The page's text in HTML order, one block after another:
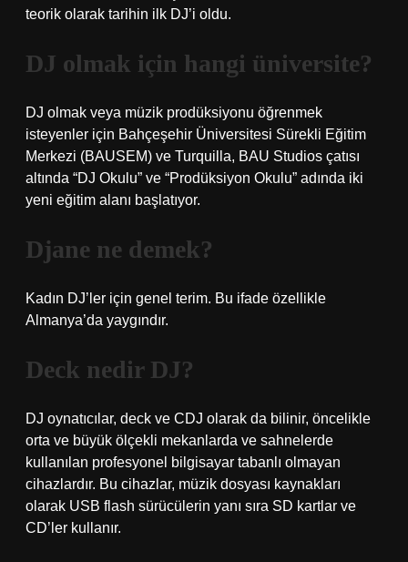
teorik olarak tarihin ilk DJ’i oldu.
DJ olmak için hangi üniversite?
DJ olmak veya müzik prodüksiyonu öğrenmek
isteyenler için Bahçeşehir Üniversitesi Sürekli Eğitim
Merkezi (BAUSEM) ve Turquilla, BAU Studios çatısı
altında “DJ Okulu” ve “Prodüksiyon Okulu” adında iki
yeni eğitim alanı başlatıyor.
Djane ne demek?
Kadın DJ’ler için genel terim. Bu ifade özellikle
Almanya’da yaygındır.
Deck nedir DJ?
DJ oynatıcılar, deck ve CDJ olarak da bilinir, öncelikle
orta ve büyük ölçekli mekanlarda ve sahnelerde
kullanılan profesyonel bilgisayar tabanlı olmayan
cihazlardır. Bu cihazlar, müzik dosyası kaynakları
olarak USB flash sürücülerin yanı sıra SD kartlar ve
CD’ler kullanır.